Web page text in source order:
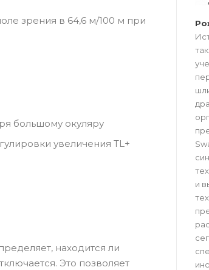
зрения в 64,6 м/100 м при
большому окуляру
увеличения TL+
находится ли
Это позволяет
и